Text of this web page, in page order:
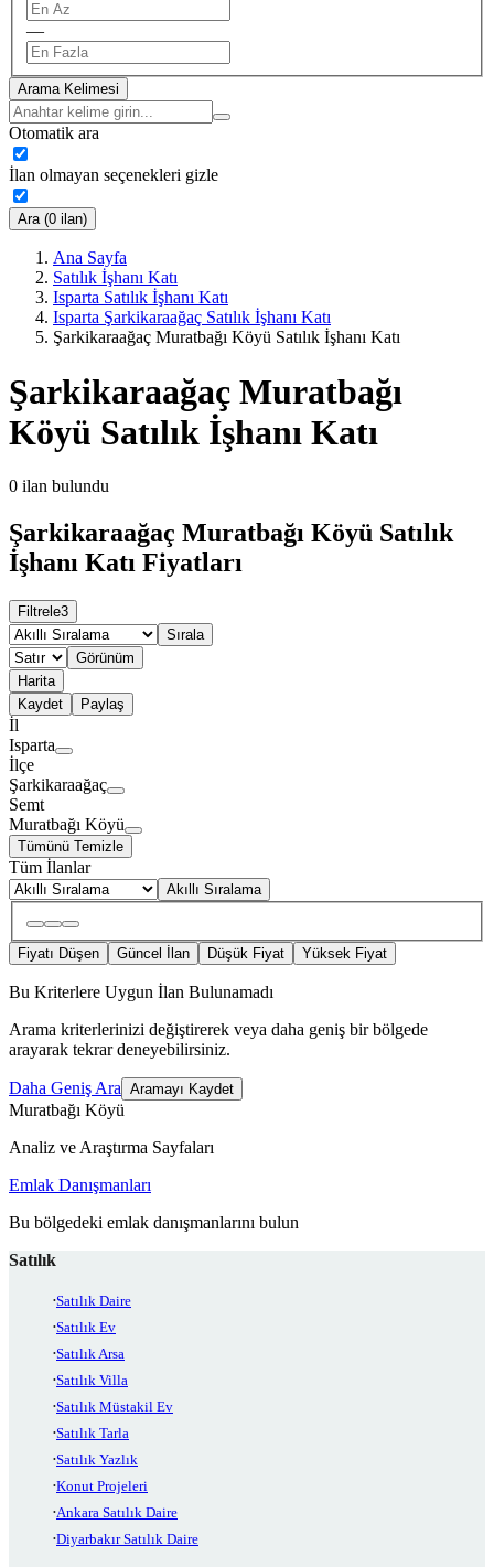
—
Arama Kelimesi
Otomatik ara
İlan olmayan seçenekleri gizle
Ara (0 ilan)
Ana Sayfa
Satılık İşhanı Katı
Isparta Satılık İşhanı Katı
Isparta Şarkikaraağaç Satılık İşhanı Katı
Şarkikaraağaç Muratbağı Köyü Satılık İşhanı Katı
Şarkikaraağaç Muratbağı
Köyü Satılık İşhanı Katı
0 ilan bulundu
Şarkikaraağaç Muratbağı Köyü Satılık
İşhanı Katı Fiyatları
Filtrele3
Sırala
Görünüm
Harita
Kaydet
Paylaş
İl
Isparta
İlçe
Şarkikaraağaç
Semt
Muratbağı Köyü
Tümünü Temizle
Tüm İlanlar
Akıllı Sıralama
Fiyatı Düşen Güncel İlan Düşük Fiyat Yüksek Fiyat
Bu Kriterlere Uygun İlan Bulunamadı
Arama kriterlerinizi değiştirerek veya daha geniş bir bölgede
arayarak tekrar deneyebilirsiniz.
Daha Geniş Ara Aramayı Kaydet
Muratbağı Köyü
Analiz ve Araştırma Sayfaları
Emlak Danışmanları
Bu bölgedeki emlak danışmanlarını bulun
Satılık
Satılık Daire
Satılık Ev
Satılık Arsa
Satılık Villa
Satılık Müstakil Ev
Satılık Tarla
Satılık Yazlık
Konut Projeleri
Ankara Satılık Daire
Diyarbakır Satılık Daire